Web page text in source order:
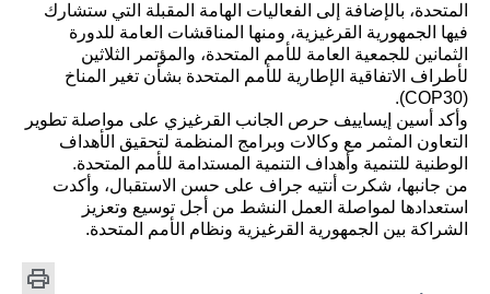
المتحدة، بالإضافة إلى الفعاليات الهامة المقبلة التي ستشارك
فيها الجمهورية القرغيزية، ومنها المناقشات العامة للدورة
الثمانين للجمعية العامة للأمم المتحدة، والمؤتمر الثلاثين
لأطراف الاتفاقية الإطارية للأمم المتحدة بشأن تغير المناخ
(COP30).
وأكد أسين إيساييف حرص الجانب القرغيزي على مواصلة تطوير
التعاون المثمر مع وكالات وبرامج المنظمة لتحقيق الأهداف
الوطنية للتنمية وأهداف التنمية المستدامة للأمم المتحدة.
من جانبها، شكرت أنتيه جراف على حسن الاستقبال، وأكدت
استعدادها لمواصلة العمل النشط من أجل توسيع وتعزيز
الشراكة بين الجمهورية القرغيزية ونظام الأمم المتحدة.